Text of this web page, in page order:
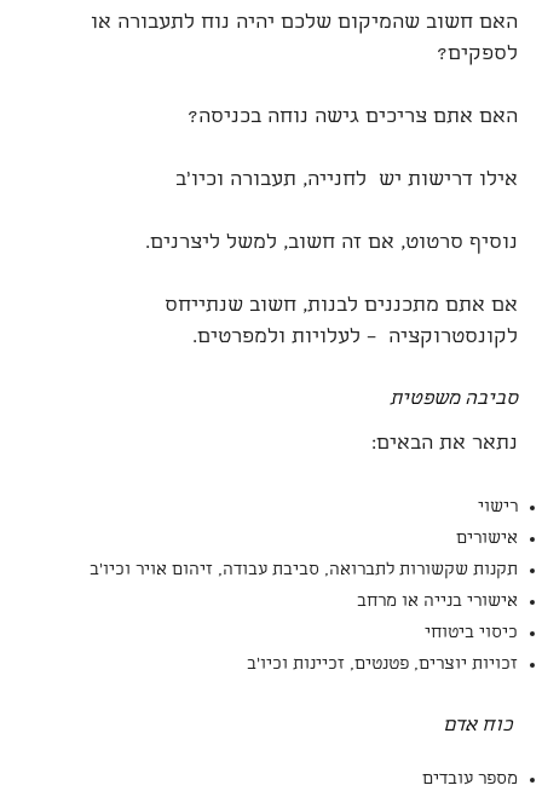
האם חשוב שהמיקום שלכם יהיה נוח לתעבורה או
לספקים?
האם אתם צריכים גישה נוחה בכניסה?
אילו דרישות יש לחנייה, תעבורה וכיו'ב
נוסיף סרטוט, אם זה חשוב, למשל ליצרנים.
אם אתם מתכננים לבנות, חשוב שנתייחס
לקונסטרוקציה – לעלויות ולמפרטים.
סביבה משפטית
נתאר את הבאים:
רישוי
אישורים
תקנות שקשורות לתברואה, סביבת עבודה, זיהום אויר וכיו'ב
אישורי בנייה או מרחב
כיסוי ביטוחי
זכויות יוצרים, פטנטים, זכיינות וכיו'ב
כוח אדם
מספר עובדים